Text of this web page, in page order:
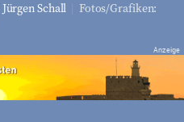
Jürgen Schall
Fotos/Grafiken: